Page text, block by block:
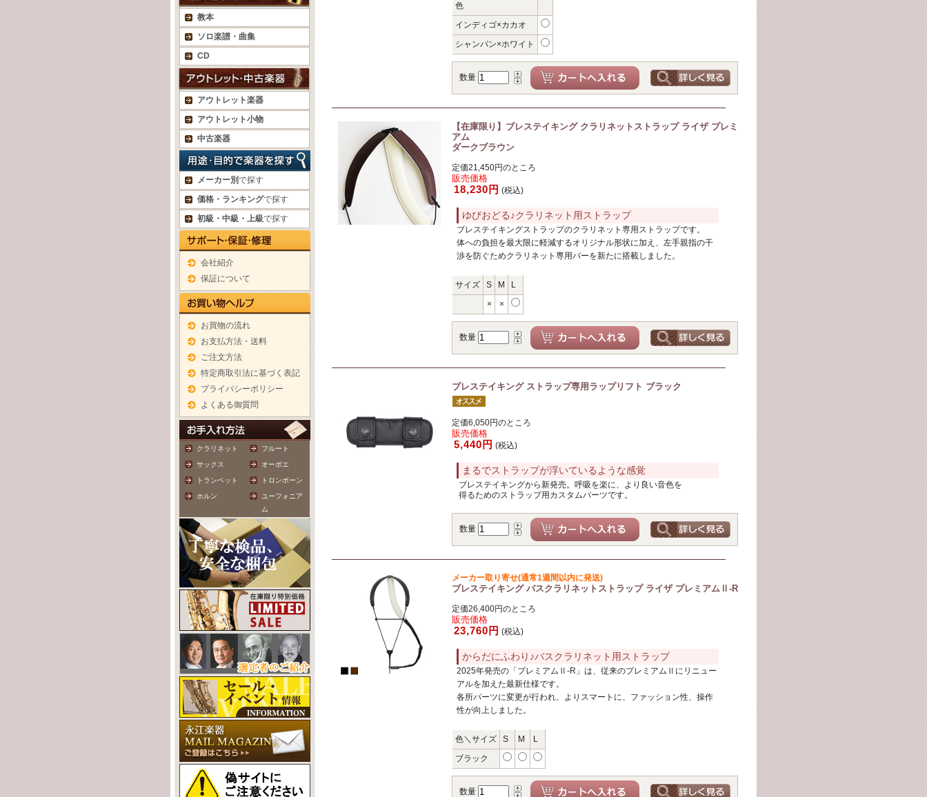
教本
ソロ楽譜・曲集
CD
アウトレット楽器
アウトレット小物
中古楽器
メーカー別で探す
価格・ランキングで探す
初級・中級・上級で探す
会社紹介
保証について
お買物の流れ
お支払方法・送料
ご注文方法
特定商取引法に基づく表記
プライバシーポリシー
よくある御質問
クラリネット フルート
サックス オーボエ
トランペット トロンボーン
ホルン
ユーフォニア
ム
色
インディゴ×カカオ
シャンパン×ホワイト
数量
【在庫限り】ブレステイキング クラリネットストラップ ライザ プレミ
アム
ダークブラウン
定価21,450円のところ
販売価格
18,230円 (税込)
ゆびおどる♪クラリネット用ストラップ
ブレステイキングストラップのクラリネット専用ストラップです。
体への負担を最大限に軽減するオリジナル形状に加え、左手親指の干
渉を防ぐためクラリネット専用バーを新たに搭載しました。
サイズ S M
L
×
×
数量
ブレステイキング ストラップ専用ラップリフト ブラック
定価6,050円のところ
販売価格
5,440円 (税込)
まるでストラップが浮いているような感覚
ブレステイキングから新発売。呼吸を楽に、より良い音色を
得るためのストラップ用カスタムパーツです。
数量
メーカー取り寄せ(通常1週間以内に発送)
ブレステイキング バスクラリネットストラップ ライザ プレミアムⅡ-R
定価26,400円のところ
販売価格
23,760円 (税込)
からだにふわり♪バスクラリネット用ストラップ
2025年発売の「プレミアムⅡ-R」は、従来のプレミアムⅡにリニュー
アルを加えた最新仕様です。
各所パーツに変更が行われ、よりスマートに、ファッション性、操作
性が向上しました。
色＼サイズ S M
L
ブラック
数量